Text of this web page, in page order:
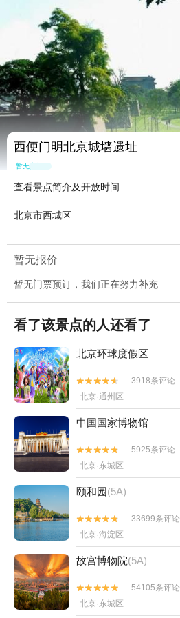
西便门明北京城墙遗址
暂无点评
查看景点简介及开放时间
北京市西城区
暂无报价
暂无门票预订，我们正在努力补充
看了该景点的人还看了
北京环球度假区


3918条评论
北京·通州区
中国国家博物馆


5925条评论
北京·东城区
颐和园(5A)


33699条评论
北京·海淀区
故宫博物院(5A)


54105条评论
北京·东城区